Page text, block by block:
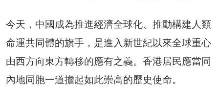
今天，中國成為推進經濟全球化、推動構建人類
命運共同體的旗手，是進入新世紀以來全球重心
由西方向東方轉移的應有之義。香港居民應當同
內地同胞一道擔起如此崇高的歷史使命。